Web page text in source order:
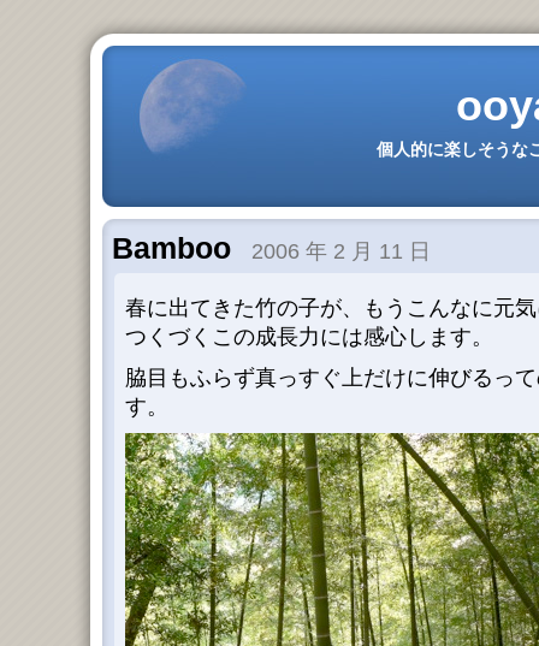
個人的に楽しそうな
Bamboo 2006 年 2 月 11 日
春に出てきた竹の子が、もうこんなに元
つくづくこの成長力には感心します。
脇目もふらず真っすぐ上だけに伸びるっ
す。